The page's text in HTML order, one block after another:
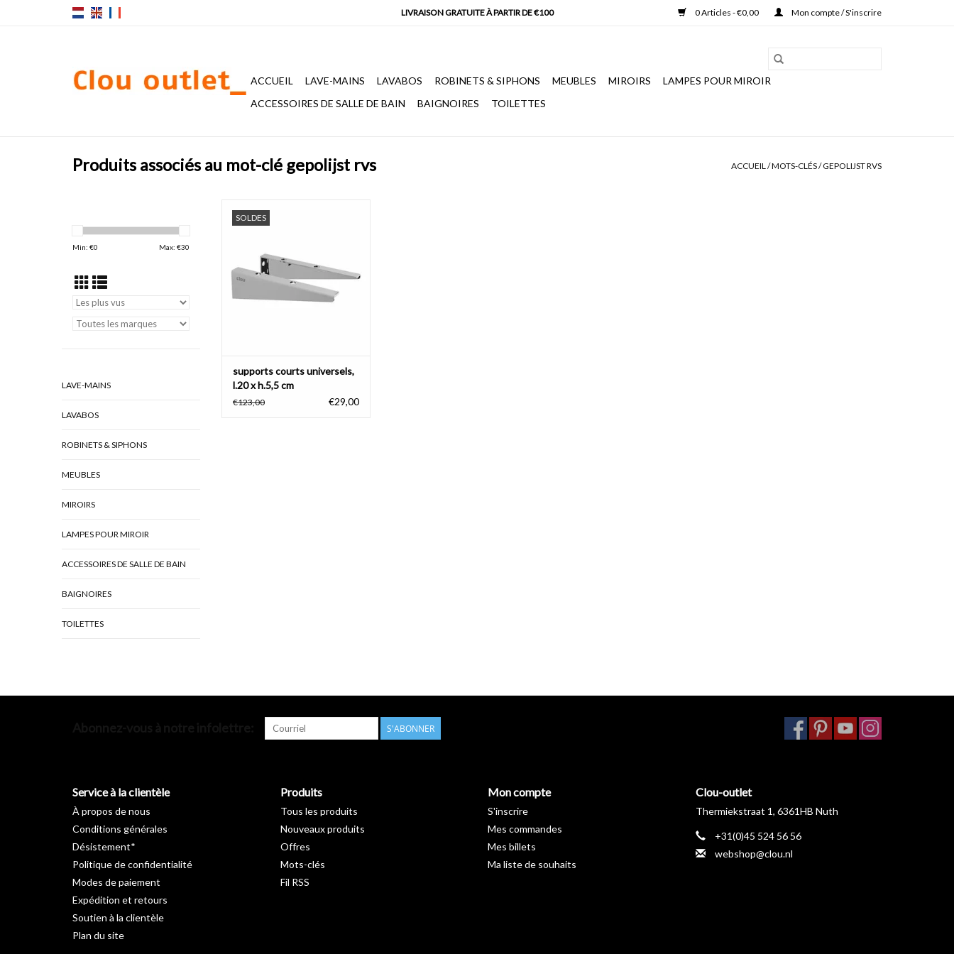
0 Articles - €0,00 Mon compte / S'inscrire
ACCUEIL LAVE-MAINS LAVABOS ROBINETS & SIPHONS MEUBLES MIROIRS
LAMPES POUR MIROIR
ACCESSOIRES DE SALLE DE BAIN
BAIGNOIRES TOILETTES
Produits associés au mot-clé gepolijst rvs ACCUEIL/MOTS-CLÉS/GEPOLIJST RVS
Min: €0 Max: €30
LAVE-MAINS
LAVABOS
ROBINETS & SIPHONS
MEUBLES
MIROIRS
LAMPES POUR MIROIR
ACCESSOIRES DE SALLE DE BAIN
BAIGNOIRES
TOILETTES
SOLDES
poli ou inox brossé. Longueur 20 x
AJOUTER AU PANIER
supports courts universels,
l.20 x h.5,5 cm
€123,00 €29,00
S'ABONNER
Service à la clientèle
À propos de nous
Conditions générales
Désistement*
Politique de confidentialité
Modes de paiement
Expédition et retours
Soutien à la clientèle
Plan du site
Produits
Tous les produits
Nouveaux produits
Offres
Mots-clés
Fil RSS
Mon compte
S'inscrire
Mes commandes
Mes billets
Ma liste de souhaits
Clou-outlet
Thermiekstraat 1, 6361HB Nuth
+31(0)45 524 56 56
webshop@clou.nl